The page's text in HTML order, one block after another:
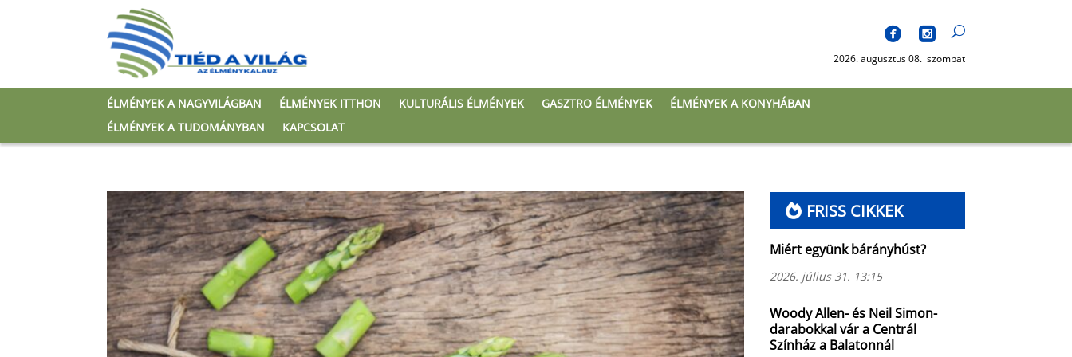
2026. augusztus 08. szombat
ÉLMÉNYEK A NAGYVILÁGBAN ÉLMÉNYEK ITTHON KULTURÁLIS ÉLMÉNYEK GASZTRO ÉLMÉNYEK
ÉLMÉNYEK A KONYHÁBAN
ÉLMÉNYEK A TUDOMÁNYBAN
KAPCSOLAT
FRISS CIKKEK
Miért együnk bárányhúst?
2026. július 31. 13:15
Woody Allen- és Neil Simon-
darabokkal vár a Centrál
Színház a Balatonnál